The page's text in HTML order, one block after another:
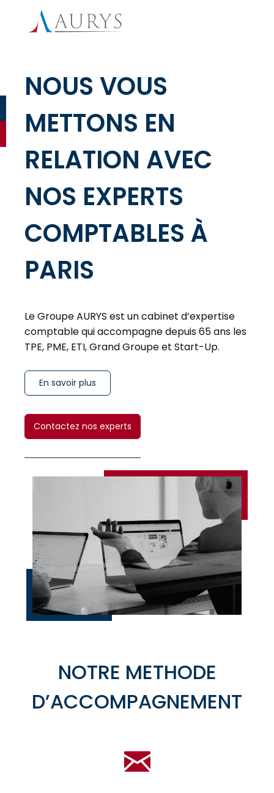
NOUS VOUS
METTONS EN
RELATION AVEC
NOS EXPERTS
COMPTABLES À
PARIS
Le Groupe AURYS est un cabinet d’expertise
comptable qui accompagne depuis 65 ans les
TPE, PME, ETI, Grand Groupe et Start-Up.
En savoir plus
Contactez nos experts
NOTRE METHODE
D’ACCOMPAGNEMENT